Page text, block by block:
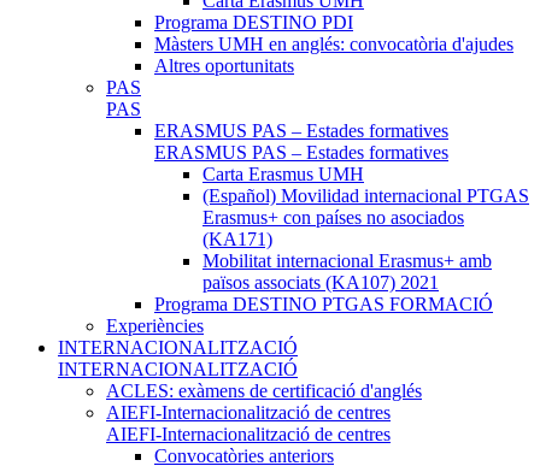
Programa DESTINO PDI
Màsters UMH en anglés: convocatòria d'ajudes
Altres oportunitats
PAS
PAS
ERASMUS PAS – Estades formatives
ERASMUS PAS – Estades formatives
Carta Erasmus UMH
(Español) Movilidad internacional PTGAS
Erasmus+ con países no asociados
(KA171)
Mobilitat internacional Erasmus+ amb
països associats (KA107) 2021
Programa DESTINO PTGAS FORMACIÓ
Experiències
INTERNACIONALITZACIÓ
INTERNACIONALITZACIÓ
ACLES: exàmens de certificació d'anglés
AIEFI-Internacionalització de centres
AIEFI-Internacionalització de centres
Convocatòries anteriors